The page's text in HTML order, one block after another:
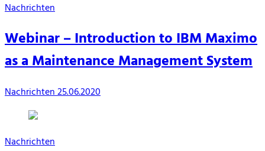
Nachrichten
Webinar – Introduction to IBM Maximo
as a Maintenance Management System
Nachrichten25.06.2020
Nachrichten